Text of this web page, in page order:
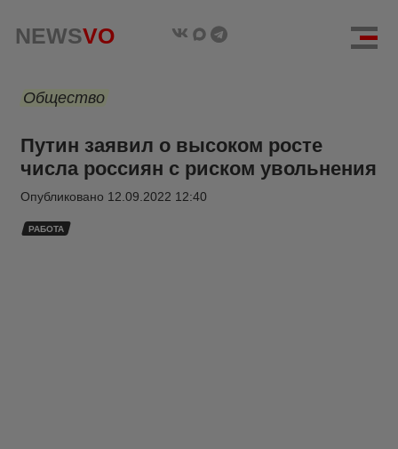
NEWSVO
Общество
Путин заявил о высоком росте
числа россиян с риском увольнения
Опубликовано 12.09.2022 12:40
РАБОТА